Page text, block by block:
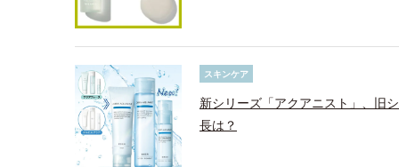
スキンケア
新シリーズ「アクアニスト」、旧
長は？